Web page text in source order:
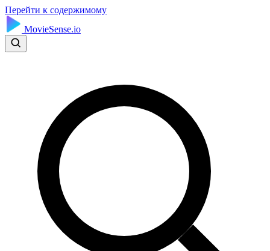
Перейти к содержимому
MovieSense.io